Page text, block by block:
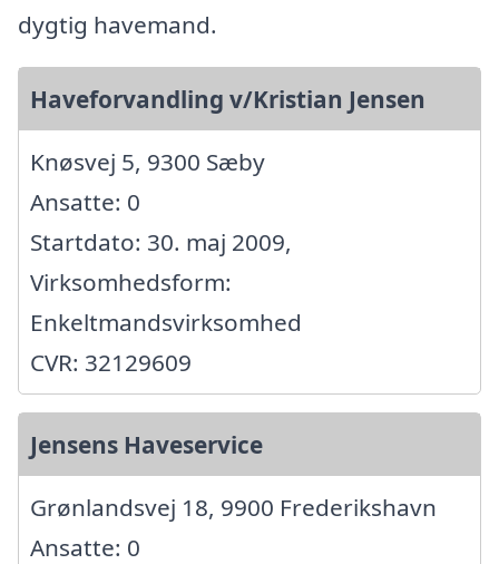
dygtig havemand.
Haveforvandling v/Kristian Jensen
Knøsvej 5, 9300 Sæby
Ansatte: 0
Startdato: 30. maj 2009,
Virksomhedsform:
Enkeltmandsvirksomhed
CVR: 32129609
Jensens Haveservice
Grønlandsvej 18, 9900 Frederikshavn
Ansatte: 0